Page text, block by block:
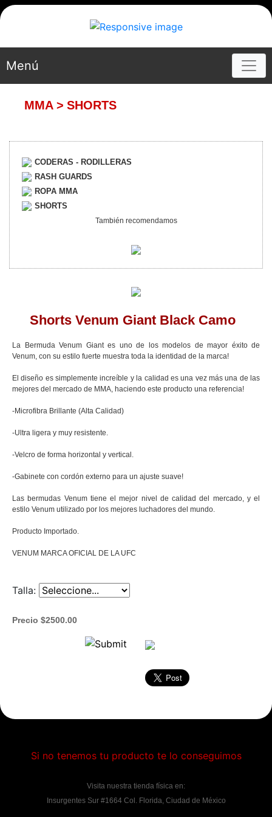
Menú
MMA > SHORTS
CODERAS - RODILLERAS
RASH GUARDS
ROPA MMA
SHORTS
También recomendamos
Shorts Venum Giant Black Camo
La Bermuda Venum Giant es uno de los modelos de mayor éxito de
Venum, con su estilo fuerte muestra toda la identidad de la marca!
El diseño es simplemente increíble y la calidad es una vez más una de las
mejores del mercado de MMA, haciendo este producto una referencia!
-Microfibra Brillante (Alta Calidad)
-Ultra ligera y muy resistente.
-Velcro de forma horizontal y vertical.
-Gabinete con cordón externo para un ajuste suave!
Las bermudas Venum tiene el mejor nivel de calidad del mercado, y el
estilo Venum utilizado por los mejores luchadores del mundo.
Producto Importado.
VENUM MARCA OFICIAL DE LA UFC
Talla:
Precio $2500.00
Si no tenemos tu producto te lo conseguimos
Visita nuestra tienda física en:
Insurgentes Sur #1664 Col. Florida, Ciudad de México